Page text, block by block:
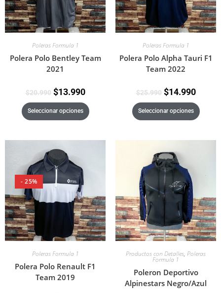
Poleras Formula 1
Polera Polo Bentley Team
2021
$20.990 $13.990
Seleccionar opciones
Poleras Formula 1
Polera Polo Alpha Tauri F1
Team 2022
$25.990 $14.990
Seleccionar opciones
- 25%
Poleras Formula 1
Polera Polo Renault F1
Team 2019
Productos con Detalles, Poleras
Formula 1
Poleron Deportivo
Alpinestars Negro/Azul